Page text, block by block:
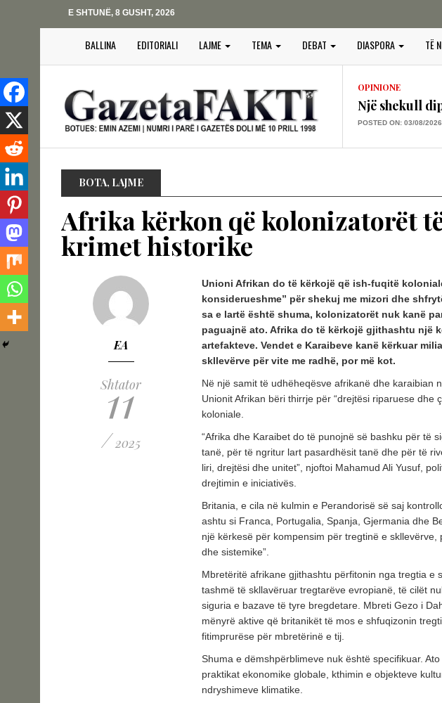
E SHTUNË, 8 GUSHT, 2026
BALLINA EDITORIALI LAJME TEMA DEBAT DIASPORA TË
OPINIONE
Vendimet e
POSTED ON: 16/07/2026
OPINIONE
Një shekull
POSTED ON: 03/08/2026
OPINIONE
POSTED ON: 25/07/2026
OPINIONE
GURËT E
OPINIONE
PROJEKTI I
POSTED ON: 20/07/2026
OPINIONE
Vendimet e
POSTED ON: 16/07/2026
POSTED ON: 03/08/2026
BOTA, LAJME
Afrika kërkon që kolonizatorët
krimet historike
EA
Shtator
11
/ 2025
Unioni Afrikan do të kërkojë që ish-fuqitë
konsiderueshme” për shekuj me mizori dhe
sa e lartë është shuma, kolonizatorët nuk kanë
paguajnë ato. Afrika do të kërkojë gjithashtu një
artefakteve. Vendet e Karaibeve kanë kërkuar
skllevërve për vite me radhë, por më kot.
Në një samit të udhëheqësve afrikanë dhe karaibian
Unionit Afrikan bëri thirrje për “drejtësi riparuese dhe
koloniale.
“Afrika dhe Karaibet do të punojnë së bashku për të
tanë, për të ngritur lart pasardhësit tanë dhe për të
liri, drejtësi dhe unitet”, njoftoi Mahamud Ali Yusuf,
drejtimin e iniciativës.
Britania, e cila në kulmin e Perandorisë së saj
ashtu si Franca, Portugalia, Spanja, Gjermania dhe
një kërkesë për kompensim për tregtinë e
dhe sistemike”.
Mbretëritë afrikane gjithashtu përfitonin nga tregtia e
tashmë të skllavëruar tregtarëve evropianë, të cilët
siguria e bazave të tyre bregdetare. Mbreti Gezo i
mënyrë aktive që britanikët të mos e shfuqizonin
fitimprurëse për mbretërinë e tij.
Shuma e dëmshpërblimeve nuk është specifikuar.
praktikat ekonomike globale, kthimin e objekteve
ndryshimeve klimatike.